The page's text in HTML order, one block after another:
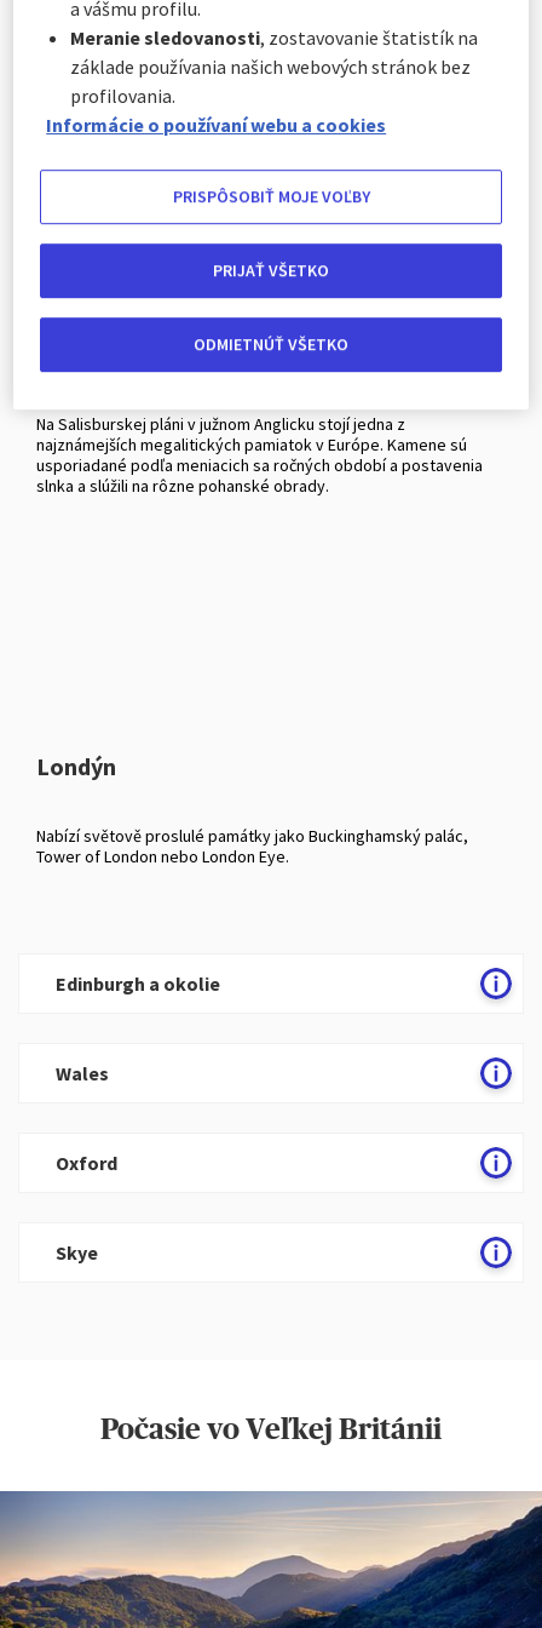
pobrežie bolo zapísané ako pamiatka svetového dedičstva
UNESCO.
Stonehenge
Na Salisburskej pláni v južnom Anglicku stojí jedna z
najznámejších megalitických pamiatok v Európe. Kamene sú
usporiadané podľa meniacich sa ročných období a postavenia
slnka a slúžili na rôzne pohanské obrady.
Londýn
Nabízí světově proslulé památky jako Buckinghamský palác,
Tower of London nebo London Eye.
Edinburgh a okolie
Wales
Oxford
Skye
Počasie vo Veľkej Británii
a vášmu profilu.
Meranie sledovanosti, zostavovanie štatistík na
základe používania našich webových stránok bez
profilovania.
Informácie o používaní webu a cookies
PRISPÔSOBIŤ MOJE VOĽBY
ODMIETNÚŤ VŠETKO
PRIJAŤ VŠETKO